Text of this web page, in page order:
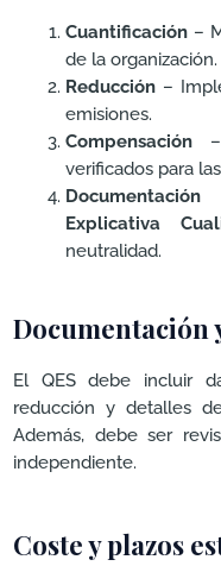
Cuantificación–
de la organización.
Reducción–
emisiones.
Compensación–
verificados para
Documentación
Explicativa
neutralidad.
Documentación
El QES debe incluir
reducción y detalles
Además, debe ser
independiente.
Coste y plazos